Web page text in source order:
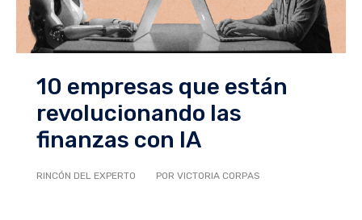
10 empresas que están
revolucionando las
finanzas con IA
RINCÓN DEL EXPERTO POR VICTORIA CORPAS